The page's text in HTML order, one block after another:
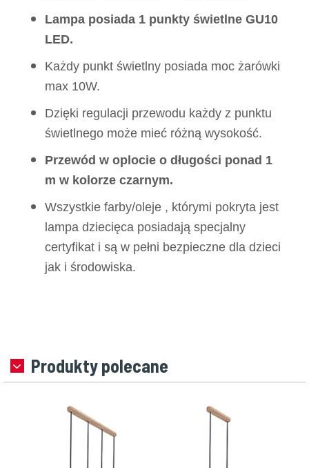
Lampa posiada 1 punkty świetlne GU10
LED.
Każdy punkt świetlny posiada moc żarówki
max 10W.
Dzięki regulacji przewodu każdy z punktu
świetlnego może mieć różną wysokość.
Przewód w oplocie o długości ponad 1
m w kolorze czarnym.
Wszystkie farby/oleje , którymi pokryta jest
lampa dziecięca posiadają specjalny
certyfikat i są w pełni bezpieczne dla dzieci
jak i środowiska.
Produkty polecane